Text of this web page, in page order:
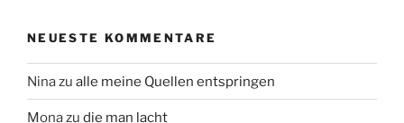
NEUESTE KOMMENTARE
Ninazu alle meine Quellen entspringen
Monazu die man lacht